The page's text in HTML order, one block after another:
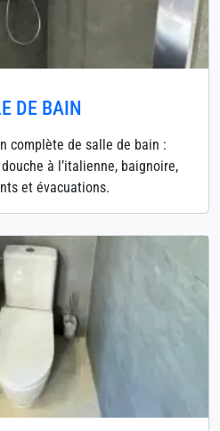
DE BAIN
complète de salle de bain :
à l’italienne, baignoire,
et évacuations.